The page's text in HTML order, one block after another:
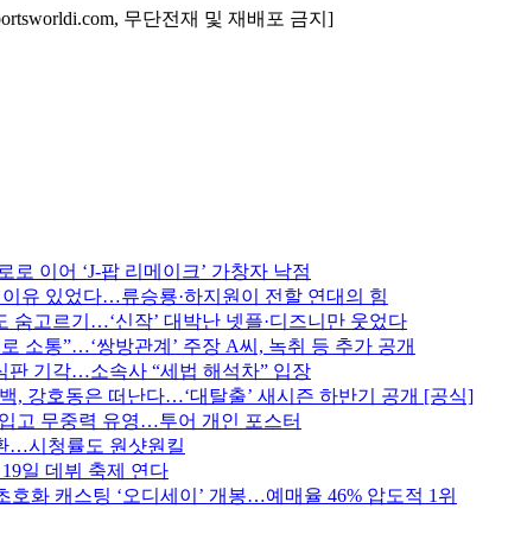
무단전재 및 재배포 금지]
로 이어 ‘J-팝 리메이크’ 가창자 낙점
이유 있었다…류승룡·하지원이 전할 연대의 힘
숨고르기…‘신작’ 대박난 넷플·디즈니만 웃었다
소통”…‘쌍방관계’ 주장 A씨, 녹취 등 추가 공개
판 기각…소속사 “세법 해석차” 입장
, 강호동은 떠난다…‘대탈출’ 새시즌 하반기 공개 [공식]
고 무중력 유영…투어 개인 포스터
…시청률도 원샷원킬
19일 데뷔 축제 연다
화 캐스팅 ‘오디세이’ 개봉…예매율 46% 압도적 1위